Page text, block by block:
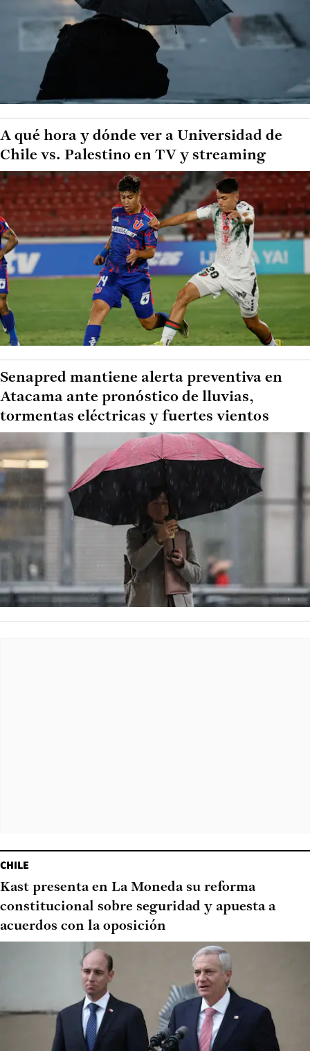
A qué hora y dónde ver a Universidad de
Chile vs. Palestino en TV y streaming
Senapred mantiene alerta preventiva en
Atacama ante pronóstico de lluvias,
tormentas eléctricas y fuertes vientos
CHILE
Kast presenta en La Moneda su reforma
constitucional sobre seguridad y apuesta a
acuerdos con la oposición